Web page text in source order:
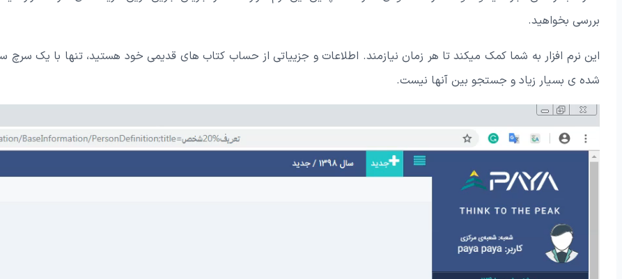
بررسی بخواهید.
این نرم افزار به شما کمک میکند تا هر زمان نیازمند. اطلاعات و جزییاتی از حساب کتاب های قدیمی خود هستید، تنها با یک سرچ
شده ی بسیار زیاد و جستجو بین آنها نیست.